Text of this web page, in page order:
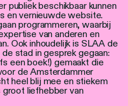
publiek beschikbaar kunnen
en vernieuwde website.
programmeren, waarbij
van anderen en
Ook inhoudelijk is SLAA de
stad in gesprek gegaan:
een boek!) gemaakt die
de Amsterdammer
heel blij mee en stiekem
liefhebber van